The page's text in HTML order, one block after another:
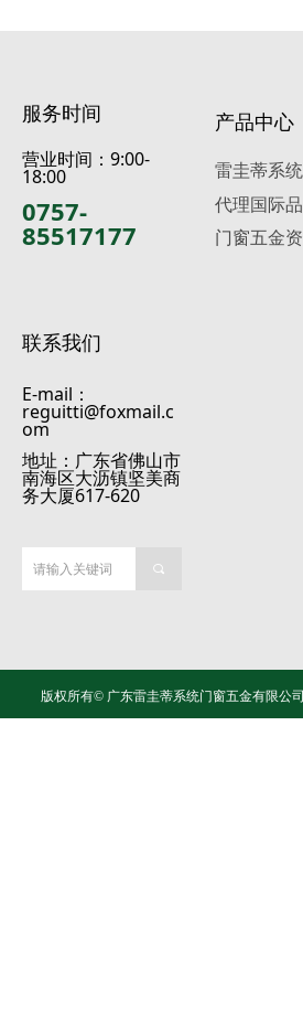
服务时间
营业时间：9:00-
18:00
0757-
85517177
E-mail：
reguitti@foxmail.c
om
地址：广东省佛山市
南海区大沥镇坚美商
务大厦617-620
끠
联系我们
产品中心
版权所有© 广东雷圭蒂系统门窗五金有限公司